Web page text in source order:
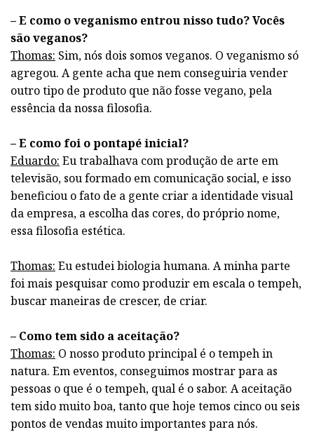
– E como o veganismo entrou nisso tudo? Vocês
são veganos?
Thomas: Sim, nós dois somos veganos. O veganismo só
agregou. A gente acha que nem conseguiria vender
outro tipo de produto que não fosse vegano, pela
essência da nossa filosofia.
– E como foi o pontapé inicial?
Eduardo: Eu trabalhava com produção de arte em
televisão, sou formado em comunicação social, e isso
beneficiou o fato de a gente criar a identidade visual
da empresa, a escolha das cores, do próprio nome,
essa filosofia estética.
Thomas: Eu estudei biologia humana. A minha parte
foi mais pesquisar como produzir em escala o tempeh,
buscar maneiras de crescer, de criar.
– Como tem sido a aceitação?
Thomas: O nosso produto principal é o tempeh in
natura. Em eventos, conseguimos mostrar para as
pessoas o que é o tempeh, qual é o sabor. A aceitação
tem sido muito boa, tanto que hoje temos cinco ou seis
pontos de vendas muito importantes para nós.